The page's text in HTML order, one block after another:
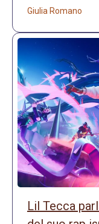
Giulia Romano
Lil Tecca